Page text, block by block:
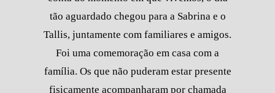
tão aguardado chegou para a Sabrina e o
Tallis, juntamente com familiares e amigos.
Foi uma comemoração em casa com a
família. Os que não puderam estar presente
fisicamente acompanharam por chamada